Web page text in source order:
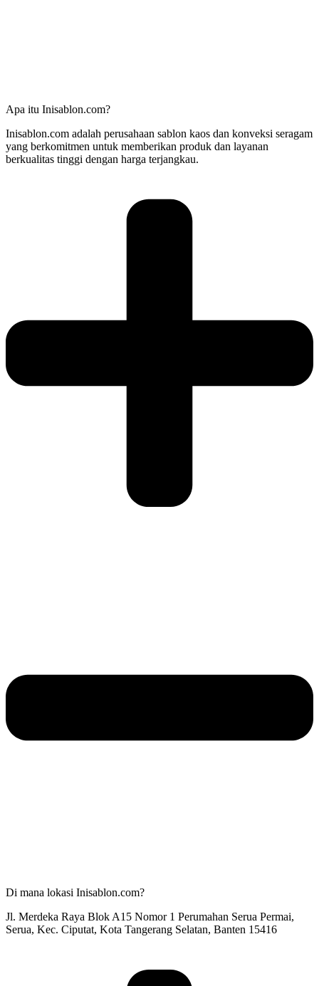
Apa itu Inisablon.com?
Inisablon.com adalah perusahaan sablon kaos dan konveksi seragam
yang berkomitmen untuk memberikan produk dan layanan
berkualitas tinggi dengan harga terjangkau.
Di mana lokasi Inisablon.com?
Jl. Merdeka Raya Blok A15 Nomor 1 Perumahan Serua Permai,
Serua, Kec. Ciputat, Kota Tangerang Selatan, Banten 15416